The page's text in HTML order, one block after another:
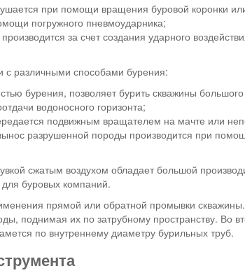
при помощи вращения буровой коронки
погружного пневмоударника;
за счет создания ударного
с различными способами бурения:
бурения, позволяет бурить скважины
водоносного горизонта;
подвижным вращателем на мачте или
разрушенной породы производится при
сжатым воздухом обладает большой
буровых компаний.
прямой или обратной промывки
поднимая их по затрубному пространству. Во
по внутреннему диаметру бурильных труб.